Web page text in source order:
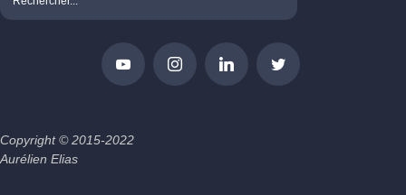
Copyright © 2015-2022
Aurélien Elias